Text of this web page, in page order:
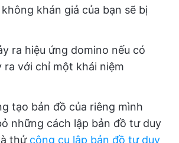
khán giả của bạn sẽ bị
ra hiệu ứng domino nếu có
ra với chỉ một khái niệm
tạo bản đồ của riêng mình
những cách lập bản đồ tư duy
thử công cụ lập bản đồ tư duy